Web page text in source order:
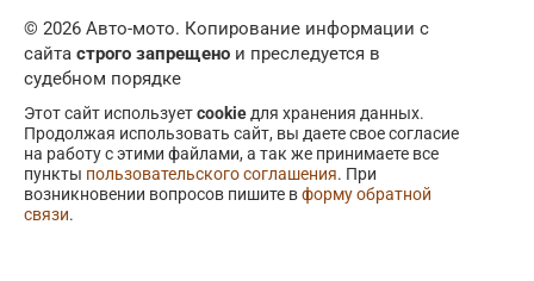
© 2026 Авто-мото. Копирование информации с
сайта строго запрещено и преследуется в
судебном порядке
Этот сайт используетcookie для хранения данных.
Продолжая использовать сайт, вы даете свое согласие
на работу с этими файлами, а так же принимаете все
пункты пользовательского соглашения. При
возникновении вопросов пишите вформу обратной
связи.